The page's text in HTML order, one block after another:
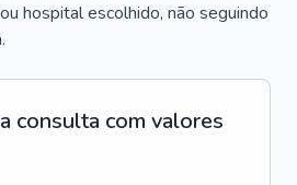
hospital escolhido, não seguindo
consulta com valores